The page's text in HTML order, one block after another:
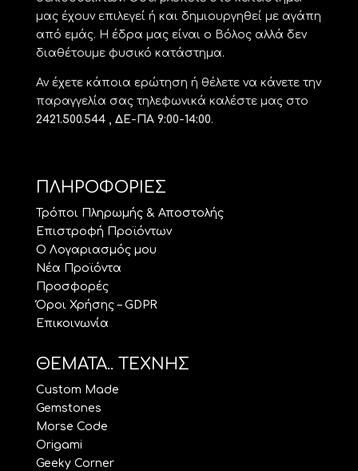
μας έχουν επιλεγεί ή και δημιουργηθεί με αγάπη
από εμάς. Η έδρα μας είναι ο Βόλος αλλά δεν
διαθέτουμε φυσικό κατάστημα.
Αν έχετε κάποια ερώτηση ή θέλετε να κάνετε την
παραγγελία σας τηλεφωνικά καλέστε μας στο
2421.500.544 , ΔΕ-ΠΑ 9:00-14:00.
ΠΛΗΡΟΦΟΡΙΕΣ
Τρόποι Πληρωμής & Αποστολής
Επιστροφή Προϊόντων
Ο Λογαριασμός μου
Νέα Προϊόντα
Προσφορές
Όροι Χρήσης – GDPR
Επικοινωνία
ΘΕΜΑΤΑ.. ΤΕΧΝΗΣ
Custom Made
Gemstones
Morse Code
Origami
Geeky Corner